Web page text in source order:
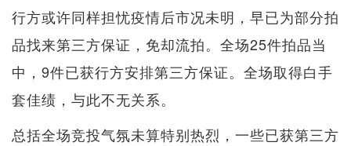
行方或许同样担忧疫情后市况未明，早已为部分拍
品找来第三方保证，免却流拍。全场25件拍品当
中，9件已获行方安排第三方保证。全场取得白手
套佳绩，与此不无关系。
总括全场竞投气氛未算特别热烈，一些已获第三方